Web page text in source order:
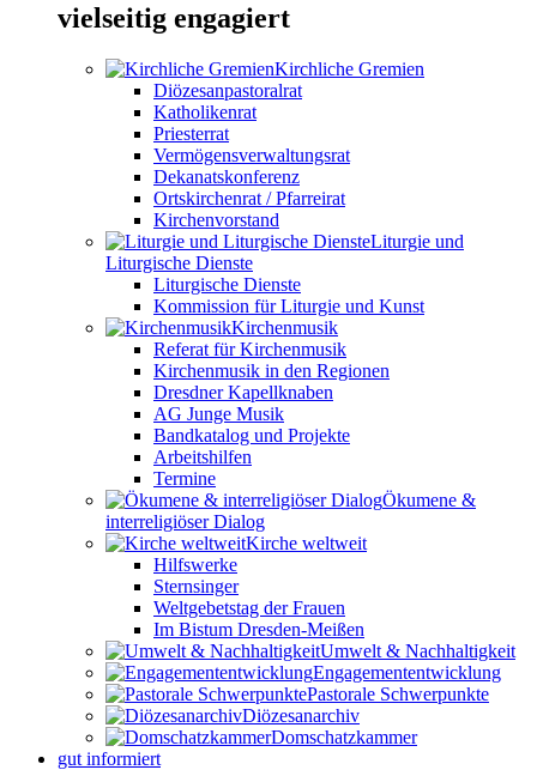
vielseitig engagiert
Kirchliche Gremien
Diözesanpastoralrat
Katholikenrat
Priesterrat
Vermögensverwaltungsrat
Dekanatskonferenz
Ortskirchenrat / Pfarreirat
Kirchenvorstand
Liturgie und
Liturgische Dienste
Liturgische Dienste
Kommission für Liturgie und Kunst
Kirchenmusik
Referat für Kirchenmusik
Kirchenmusik in den Regionen
Dresdner Kapellknaben
AG Junge Musik
Bandkatalog und Projekte
Arbeitshilfen
Termine
Ökumene &
interreligiöser Dialog
Kirche weltweit
Hilfswerke
Sternsinger
Weltgebetstag der Frauen
Im Bistum Dresden-Meißen
Umwelt & Nachhaltigkeit
Engagemententwicklung
Pastorale Schwerpunkte
Diözesanarchiv
Domschatzkammer
gut informiert